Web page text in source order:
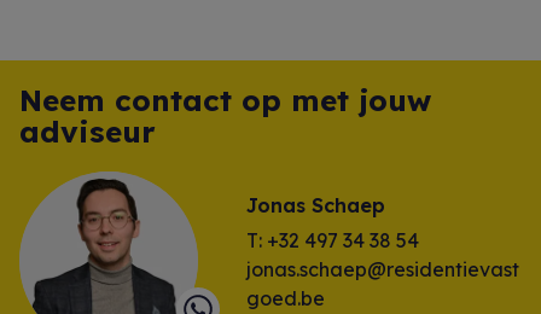
Neem contact op met jouw
adviseur
Jonas Schaep
T: +32 497 34 38 54
jonas.schaep@residentievast
goed.be